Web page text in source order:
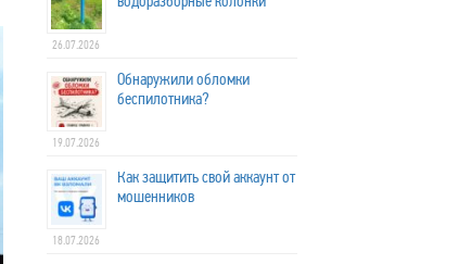
26.07.2026
Обнаружили обломки
беспилотника?
19.07.2026
Как защитить свой аккаунт от
мошенников
18.07.2026